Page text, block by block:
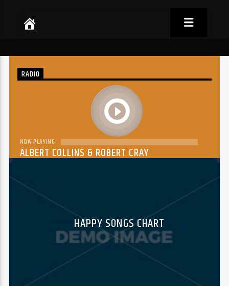
RADIO
play
NOW PLAYING
ALBERT COLLINS & ROBERT CRAY
HAPPY SONGS CHART